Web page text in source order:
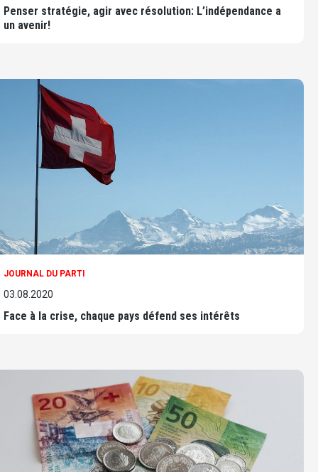
Penser stratégie, agir avec résolution: L’indépendance a
un avenir!
JOURNAL DU PARTI
03.08.2020
Face à la crise, chaque pays défend ses intérêts